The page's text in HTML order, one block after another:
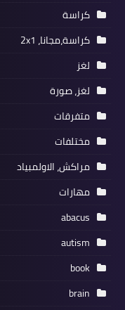
كراسة
كراسة،مجانا، 2x1
لغز
لغز، صورة
متفرقات
مختلفات
مراكش، الاولمبياد
مهارات
abacus
autism
book
brain